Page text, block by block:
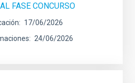
FASE CONCURSO
17/06/2026
24/06/2026